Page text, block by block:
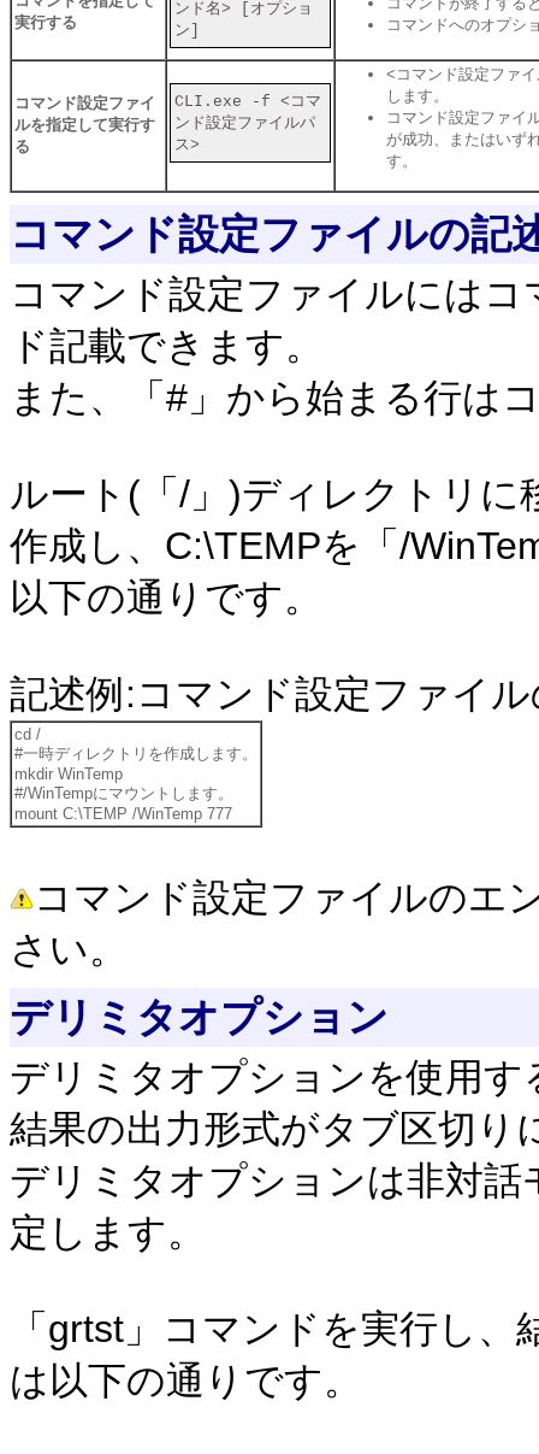
実行する
ンド名> [オプショ
ン]
コマンドへのオプシ
コマンド設定ファイ
ルを指定して実行す
る
CLI.exe -f <コマ
ンド設定ファイルパ
ス>
<コマンド設定ファ
します。
コマンド設定ファイ
が成功、またはいず
す。
コマンド設定ファイルの記
コマンド設定ファイルには
ド記載できます。
また、「#」から始まる行は
ルート(「/」)ディレクトリに
作成し、C:\TEMPを「/
以下の通りです。
記述例:コマンド設定ファイ
cd /
#一時ディレクトリを作成します。
mkdir WinTemp
#/WinTempにマウントします。
mount C:\TEMP /WinTemp 777
コマンド設定ファイルのエ
さい。
デリミタオプション
デリミタオプションを使用
結果の出力形式がタブ区切り
デリミタオプションは非対
定します。
「grtst」コマンドを実行し
は以下の通りです。